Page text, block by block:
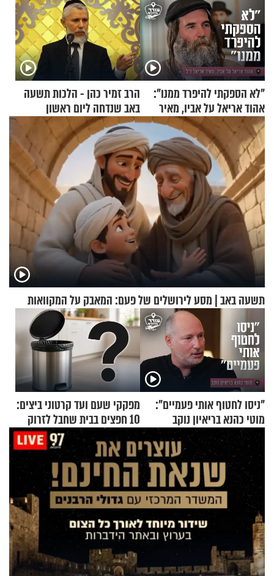
"לא הספקתי להיפרד ממנו":
אהוד אריאל על אביו, מאיר
אריאל ז"ל
הרב זמיר כהן - הלכות תשעה
באב שנדחה ליום ראשון
תשעה באב | מסע לירושלים של פעם: המאבק על המקוואות
"ניסו לחטוף אותי פעמיים":
מוטי כהנא בריאיון נוקב
מפקקי שעם ועד קרטוני ביצים:
10 חפצים בבית שחבל לזרוק
לפח